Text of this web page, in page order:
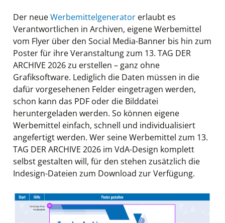
Der neueWerbemittelgenerator erlaubt es
Verantwortlichen in Archiven, eigene Werbemittel
vom Flyer über den Social Media-Banner bis hin zum
Poster für ihre Veranstaltung zum 13. TAG DER
ARCHIVE 2026 zu erstellen – ganz ohne
Grafiksoftware. Lediglich die Daten müssen in die
dafür vorgesehenen Felder eingetragen werden,
schon kann das PDF oder die Bilddatei
heruntergeladen werden. So können eigene
Werbemittel einfach, schnell und individualisiert
angefertigt werden. Wer seine Werbemittel zum 13.
TAG DER ARCHIVE 2026 im VdA-Design komplett
selbst gestalten will, für den stehen zusätzlich die
Indesign-Dateien zum Download zur Verfügung.